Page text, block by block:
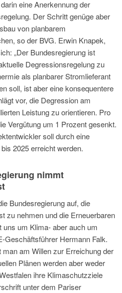
eine Anerkennung der
Der Schritt genüge aber
von planbarem
so der BVG. Erwin Knapek,
„Der Bundesregierung ist
Degressionsregelung zu
als planbarer Stromlieferant
soll, ist aber eine konsequentere
vor, die Degression am
Leistung zu orientieren. Pro
Vergütung um 1 Prozent gesenkt.
soll durch eine
2025 erreicht werden.
nimmt
Bundesregierung auf, die
zu nehmen und die Erneuerbaren
uns um Klima- aber auch um
Geschäftsführer Hermann Falk.
am Willen zur Erreichung der
Plänen werden aber weder
ihre Klimaschutzziele
unter dem Pariser